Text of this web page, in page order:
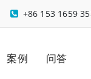
+86 153 1659
案例 问答